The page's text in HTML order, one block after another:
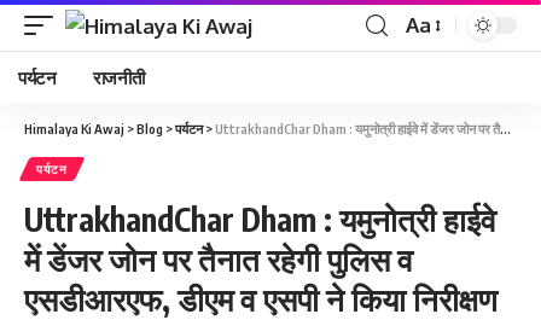
Aa
पर्यटन राजनीती
Himalaya Ki Awaj >Blog >पर्यटन>UttrakhandChar Dham : यमुनोत्री हाईवे में डेंजर जोन पर तैनात रहेगी पुलिस व एसडीआरएफ, डीएम व एसपी ने किया निरीक्षण
पर्यटन
UttrakhandChar Dham : यमुनोत्री हाईवे
में डेंजर जोन पर तैनात रहेगी पुलिस व
एसडीआरएफ, डीएम व एसपी ने किया निरीक्षण